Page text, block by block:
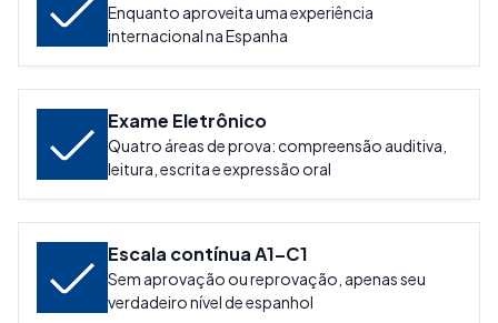
Enquanto aproveita uma experiência
internacional na Espanha
Exame Eletrônico
Quatro áreas de prova: compreensão auditiva,
leitura, escrita e expressão oral
Escala contínua A1–C1
Sem aprovação ou reprovação, apenas seu
verdadeiro nível de espanhol